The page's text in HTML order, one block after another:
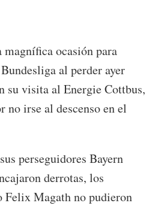
ocasión para
al perder ayer
su visita al Energie Cottbus,
no irse al descenso en el
perseguidores Bayern
derrotas, los
Magath no pudieron